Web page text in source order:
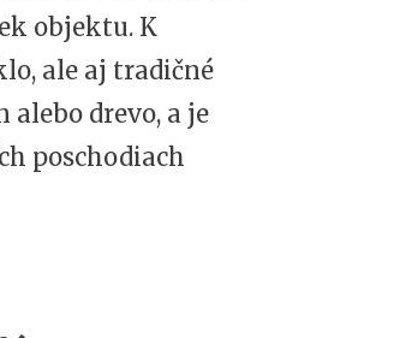
objektu. K
ale aj tradičné
drevo, a je
poschodiach